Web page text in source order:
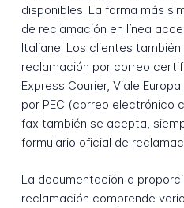
disponibles. La forma más
de reclamación en línea
Italiane. Los clientes
reclamación por correo
Express Courier, Viale
por PEC (correo electrónico
fax también se acepta,
formulario oficial de
La documentación a
reclamación comprende